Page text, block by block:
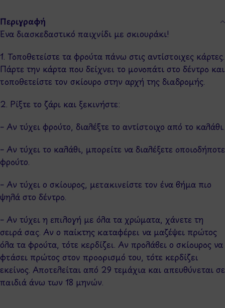
Περιγραφή
Ένα διασκεδαστικό παιχνίδι με σκιουράκι!
1. Τοποθετείστε τα φρούτα πάνω στις αντίστοιχες κάρτες.
Πάρτε την κάρτα που δείχνει το μονοπάτι στο δέντρο και
τοποθετείστε τον σκίουρο στην αρχή της διαδρομής.
2. Ρίξτε το ζάρι και ξεκινήστε:
– Αν τύχει φρούτο, διαλέξτε το αντίστοιχο από το καλάθι.
– Αν τύχει το καλάθι, μπορείτε να διαλέξετε οποιοδήποτε
φρούτο.
– Αν τύχει ο σκίουρος, μετακινείστε τον ένα βήμα πιο
ψηλά στο δέντρο.
– Αν τύχει η επιλογή με όλα τα χρώματα, χάνετε τη
σειρά σας. Αν ο παίκτης καταφέρει να μαζέψει πρώτος
όλα τα φρούτα, τότε κερδίζει. Αν προλάβει ο σκίουρος να
φτάσει πρώτος στον προορισμό του, τότε κερδίζει
εκείνος. Αποτελείται από 29 τεμάχια και απευθύνεται σε
παιδιά άνω των 18 μηνών.